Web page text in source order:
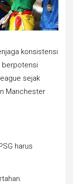
konsistensi
berpotensi
sejak
Manchester
harus